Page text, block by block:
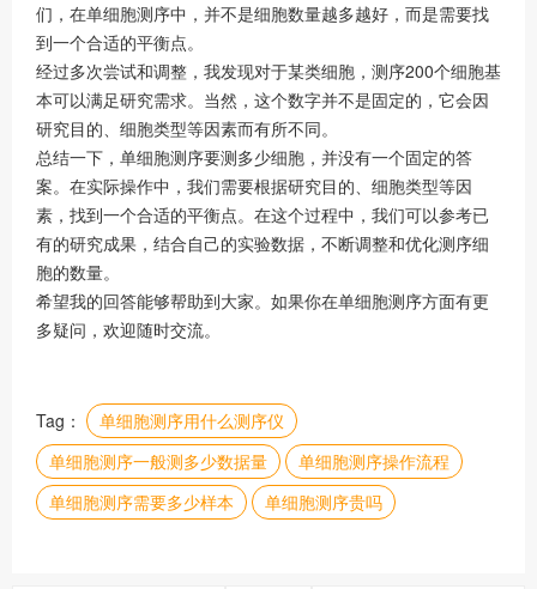
们，在单细胞测序中，并不是细胞数量越多越好，而是需要找
到一个合适的平衡点。
经过多次尝试和调整，我发现对于某类细胞，测序200个细胞基
本可以满足研究需求。当然，这个数字并不是固定的，它会因
研究目的、细胞类型等因素而有所不同。
总结一下，单细胞测序要测多少细胞，并没有一个固定的答
案。在实际操作中，我们需要根据研究目的、细胞类型等因
素，找到一个合适的平衡点。在这个过程中，我们可以参考已
有的研究成果，结合自己的实验数据，不断调整和优化测序细
胞的数量。
希望我的回答能够帮助到大家。如果你在单细胞测序方面有更
多疑问，欢迎随时交流。
Tag：
单细胞测序用什么测序仪
单细胞测序一般测多少数据量
单细胞测序操作流程
单细胞测序需要多少样本
单细胞测序贵吗